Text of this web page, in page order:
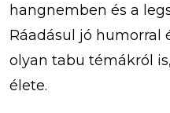
hangnemben és a
Ráadásul jó humorral
olyan tabu témákról
élete.